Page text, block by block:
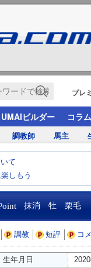
プレ
UMAIビルダー コラム
調教師 馬主
て
しもう
抹消 牡 栗毛
調教 短評 コ
生年月日